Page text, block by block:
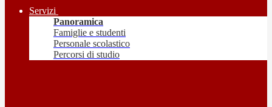
Servizi
Panoramica
Famiglie e studenti
Personale scolastico
Percorsi di studio